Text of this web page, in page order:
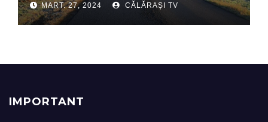
MART. 27, 2024 CĂLĂRAȘI TV
IMPORTANT